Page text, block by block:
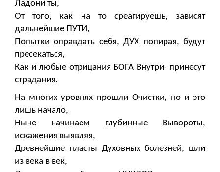
Ладони ты,
От того, как на то среагируешь, зависят
дальнейшие ПУТИ,
Попытки оправдать себя, ДУХ попирая, будут
пресекаться,
Как и любые отрицания БОГА Внутри- принесут
страдания.
На многих уровнях прошли Очистки, но и это
лишь начало,
Ныне начинаем глубинные Вывороты,
искажения выявляя,
Древнейшие пласты Духовных болезней, шли
из века в век,